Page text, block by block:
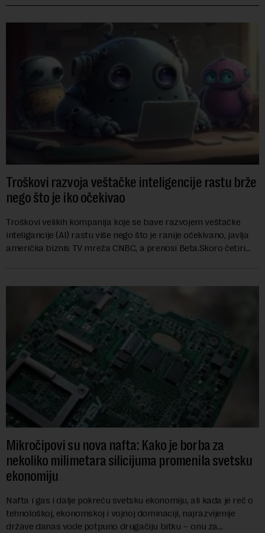
Troškovi razvoja veštačke inteligencije rastu brže
nego što je iko očekivao
Troškovi velikih kompanija koje se bave razvojem veštačke
inteligancije (AI) rastu više nego što je ranije očekivano, javlja
američka biznis TV mreža CNBC, a prenosi Beta.Skoro četiri
Mikročipovi su nova nafta: Kako je borba za
nekoliko milimetara silicijuma promenila svetsku
ekonomiju
Nafta i gas i dalje pokreću svetsku ekonomiju, ali kada je reč o
tehnološkoj, ekonomskoj i vojnoj dominaciji, najrazvijenije
države danas vode potpuno drugačiju bitku – onu za